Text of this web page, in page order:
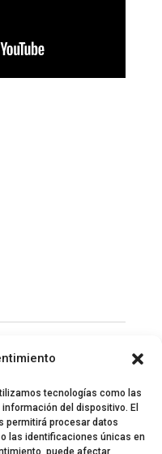
tecnologías como las
del dispositivo. El
permitirá procesar datos
las identificaciones únicas en
puede afectar